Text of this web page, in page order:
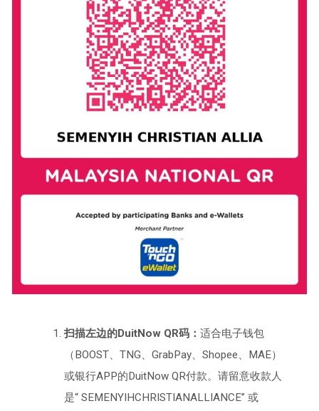
扫描左边的DuitNow QR码： 适合电子钱包
（BOOST、TNG、GrabPay、Shopee、MAE）
或银行APP的DuitNow QR付款。请留意收款人
是“ SEMENYIHCHRISTIANALLIANCE” 或